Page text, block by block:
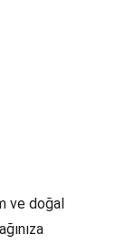
ve doğal